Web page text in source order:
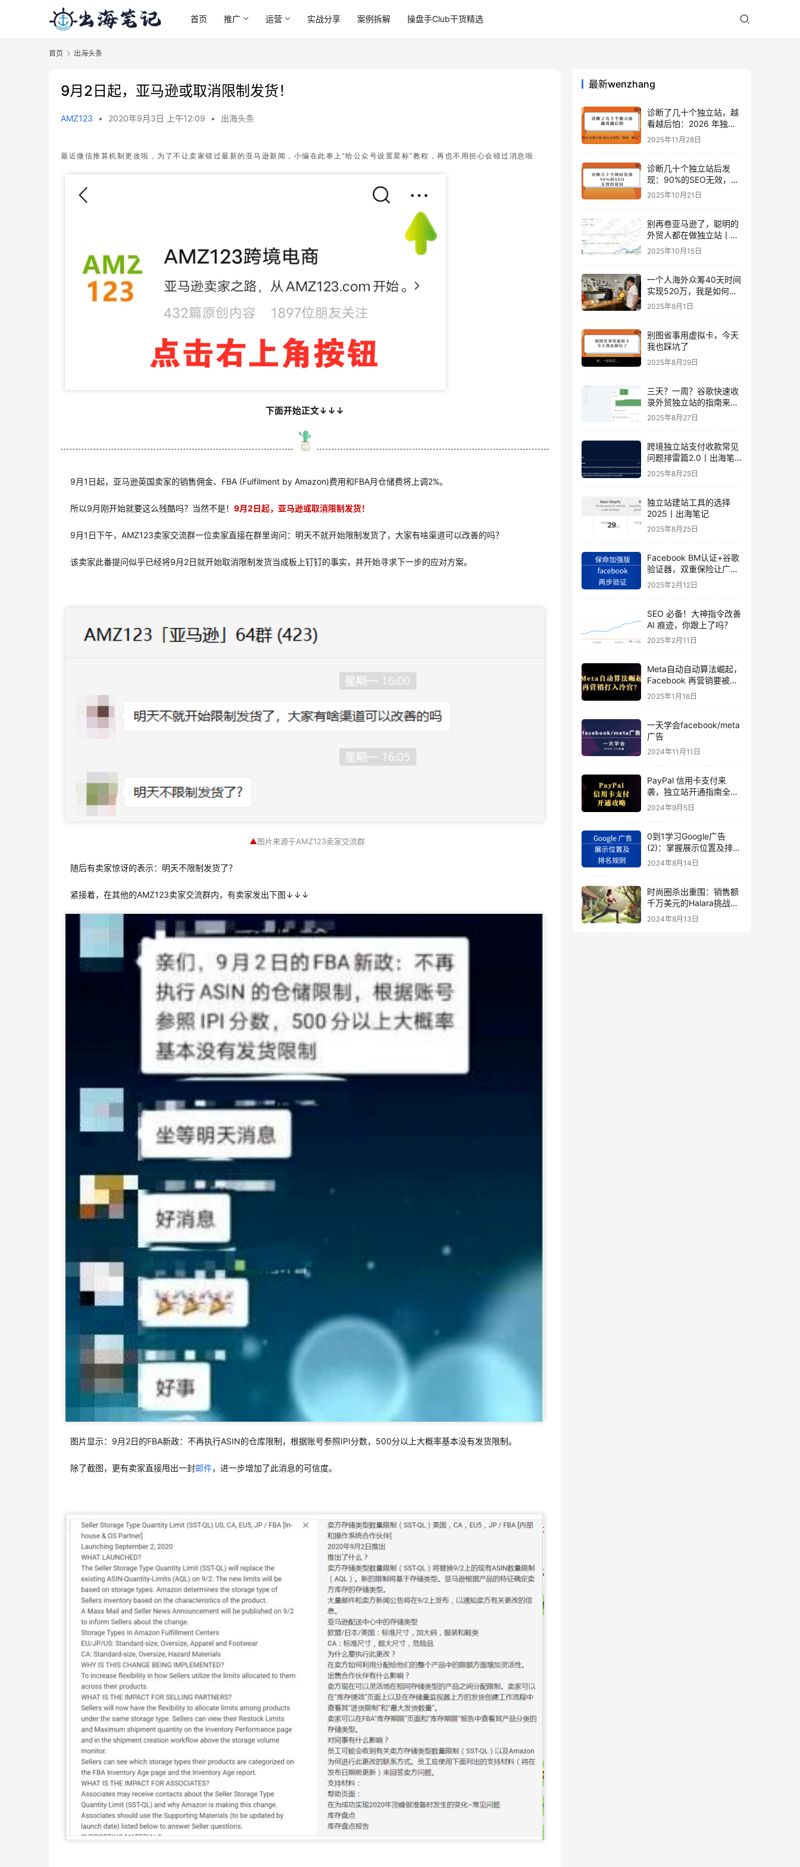
首页 推广 运营 实战分享 案例拆解 操盘手Club干货精选
首页 出海头条
9月2日起，亚马逊或取消限制发货！
AMZ123 • 2020年9月3日 上午12:09 • 出海头条
最近微信推算机制更改啦，为了不让卖家错过最新的亚马逊新闻，小编在此奉上“给公众号设置星标”教程，再也不用担心会错过消息啦
下面开始正文↓↓↓
9月1日起，亚马逊英国卖家的销售佣金、FBA (Fulfilment by Amazon)费用和FBA月仓储费将上调2%。
所以9月刚开始就要这么残酷吗？当然不是！ 9月2日起，亚马逊或取消限制发货！
9月1日下午，AMZ123卖家交流群一位卖家直接在群里询问：明天不就开始限制发货了，大家有啥渠道可以改善的吗？
该卖家此番提问似乎已经将9月2日就开始取消限制发货当成板上钉钉的事实，并开始寻求下一步的应对方案。
▲图片来源于AMZ123卖家交流群
随后有卖家惊讶的表示：明天不限制发货了？
紧接着，在其他的AMZ123卖家交流群内，有卖家发出下图↓↓↓
图片显示：9月2日的FBA新政：不再执行ASIN的仓库限制，根据账号参照IPI分数，500分以上大概率基本没有发货限制。
除了截图，更有卖家直接甩出一封邮件，进一步增加了此消息的可信度。
最新wenzhang
诊断了几十个独立站，越
看越后怕：2026 年独立
站 SEO 可能会突然“卷死
一批人”？
2025年11月28日
诊断几十个独立站后发
现：90%的SEO无效，是
因为忽略了这关键一步
2025年10月21日
别再卷亚马逊了，聪明的
外贸人都在做独立站丨出
海笔记
2025年10月15日
一个人海外众筹40天时间
实现520万，我是如何做
到的？丨出海笔记
2025年9月1日
别图省事用虚拟卡，今天
我也踩坑了
2025年8月29日
三天？一周？谷歌快速收
录外贸独立站的指南来
了！丨出海笔记
2025年8月27日
跨境独立站支付收款常见
问题排雷篇2.0丨出海笔
记
2025年8月25日
独立站建站工具的选择
2025丨出海笔记
2025年8月25日
Facebook BM认证+谷歌
验证器，双重保险让广告
投手账号稳如泰山
2025年2月12日
SEO 必备！大神指令改善
AI 痕迹，你跟上了吗？
2025年2月11日
Meta自动自动算法崛起，
Facebook 再营销要被打
入冷宫？
2025年1月16日
一天学会facebook/meta
广告
2024年11月11日
PayPal 信用卡支付来
袭，独立站开通指南全揭
秘
2024年9月5日
0到1学习Google广告
(2)：掌握展示位置及排名
规则
2024年8月14日
时尚圈杀出重围：销售额
千万美元的Halara挑战
SHEIN成新时尚巨头
（上）
2024年8月13日